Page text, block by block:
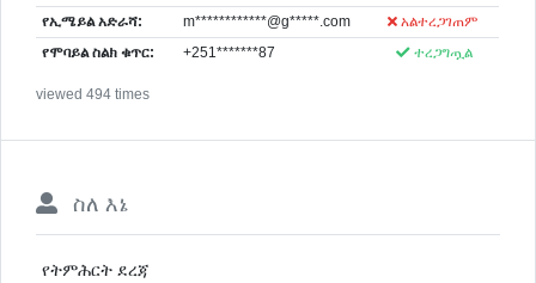
የኢሜይል አድራሻ: m************@g*****.com አልተረጋገጠም
የሞባይል ስልክ ቁጥር: +251*******87 ተረጋግጧል
viewed 494 times
ስለ እኔ
የትምሕርት ደረጃ